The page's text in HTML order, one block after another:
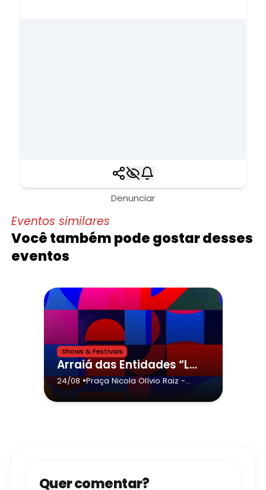
Denunciar
Eventos similares
Você também pode gostar desses
eventos
Shows & Festivais
Arraiá das Entidades “Lúcia Aparecida Gomes” da cidade de Cristais Paulista,Banda Relo-Rolo
24/08 •Praça Nicola Olívio Raiz -
Cristais Paulista
Quer comentar?